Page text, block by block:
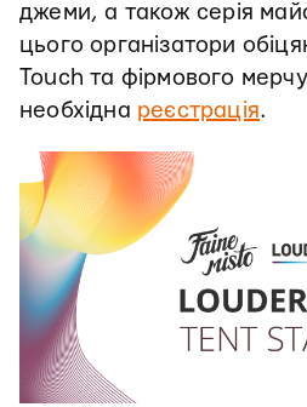
джеми, а також серія
цього організатори
Touch та фірмового
необхідна реєстрація.